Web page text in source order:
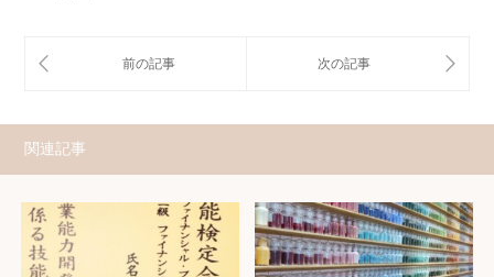
関連記事